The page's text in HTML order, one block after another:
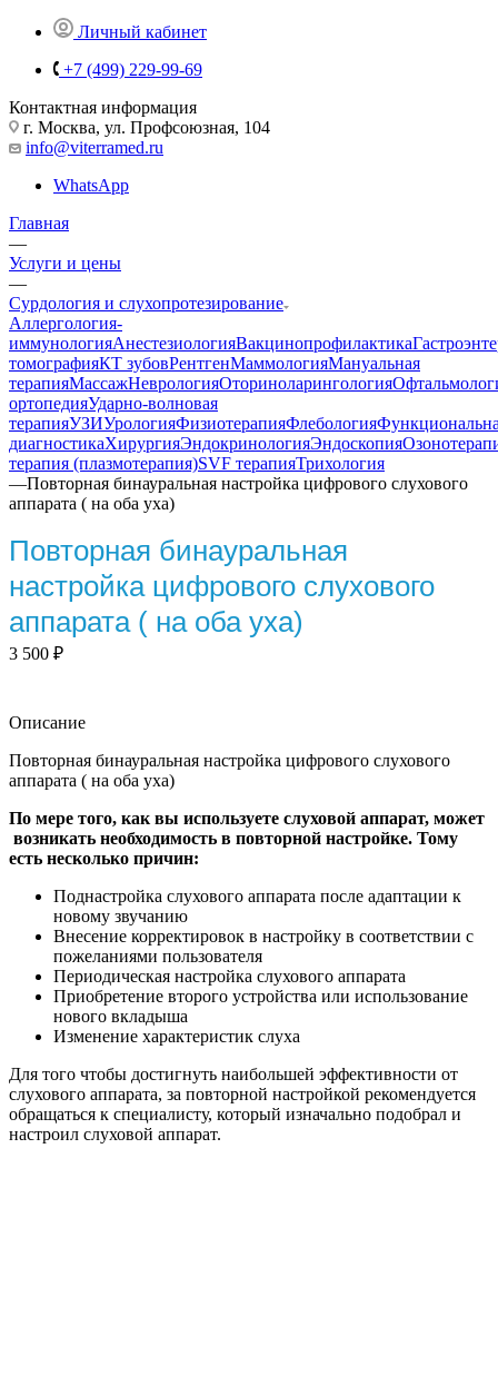
Личный кабинет
+7 (499) 229-99-69
Контактная информация
г. Москва, ул. Профсоюзная, 104
info@viterramed.ru
WhatsApp
Главная
—
Услуги и цены
—
Сурдология и слухопротезирование
Аллергология-
иммунологияАнестезиологияВакцинопрофилактика
томографияКТ зубовРентгенМаммологияМануальная
терапияМассажНеврологияОториноларингология
ортопедияУдарно-волновая
терапияУЗИУрологияФизиотерапияФлебология
диагностикаХирургияЭндокринологияЭндоскопия
терапия (плазмотерапия)SVF терапияТрихология
—Повторная бинауральная настройка цифрового слухового
аппарата ( на оба уха)
Повторная бинауральная
настройка цифрового слухового
аппарата ( на оба уха)
3 500 ₽
Описание
Повторная бинауральная настройка цифрового слухового
аппарата ( на оба уха)
По мере того, как вы используете слуховой аппарат, может
возникать необходимость в повторной настройке. Тому
есть несколько причин:
Поднастройка слухового аппарата после адаптации к
новому звучанию
Внесение корректировок в настройку в соответствии с
пожеланиями пользователя
Периодическая настройка слухового аппарата
Приобретение второго устройства или использование
нового вкладыша
Изменение характеристик слуха
Для того чтобы достигнуть наибольшей эффективности от
слухового аппарата, за повторной настройкой рекомендуется
обращаться к специалисту, который изначально подобрал и
настроил слуховой аппарат.